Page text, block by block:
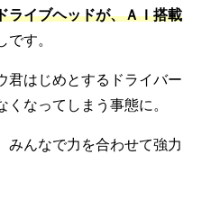
ライブヘッドが、ＡＩ搭載
です。
君はじめとするドライバー
なってしまう事態に。
みんなで力を合わせて強力